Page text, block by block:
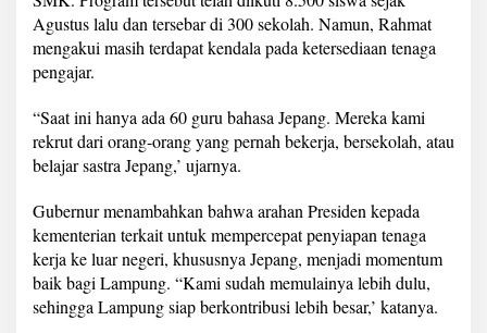
Agustus lalu dan tersebar di 300 sekolah. Namun, Rahmat
mengakui masih terdapat kendala pada ketersediaan tenaga
pengajar.
“Saat ini hanya ada 60 guru bahasa Jepang. Mereka kami
rekrut dari orang-orang yang pernah bekerja, bersekolah, atau
belajar sastra Jepang,’ ujarnya.
Gubernur menambahkan bahwa arahan Presiden kepada
kementerian terkait untuk mempercepat penyiapan tenaga
kerja ke luar negeri, khususnya Jepang, menjadi momentum
baik bagi Lampung. “Kami sudah memulainya lebih dulu,
sehingga Lampung siap berkontribusi lebih besar,’ katanya.